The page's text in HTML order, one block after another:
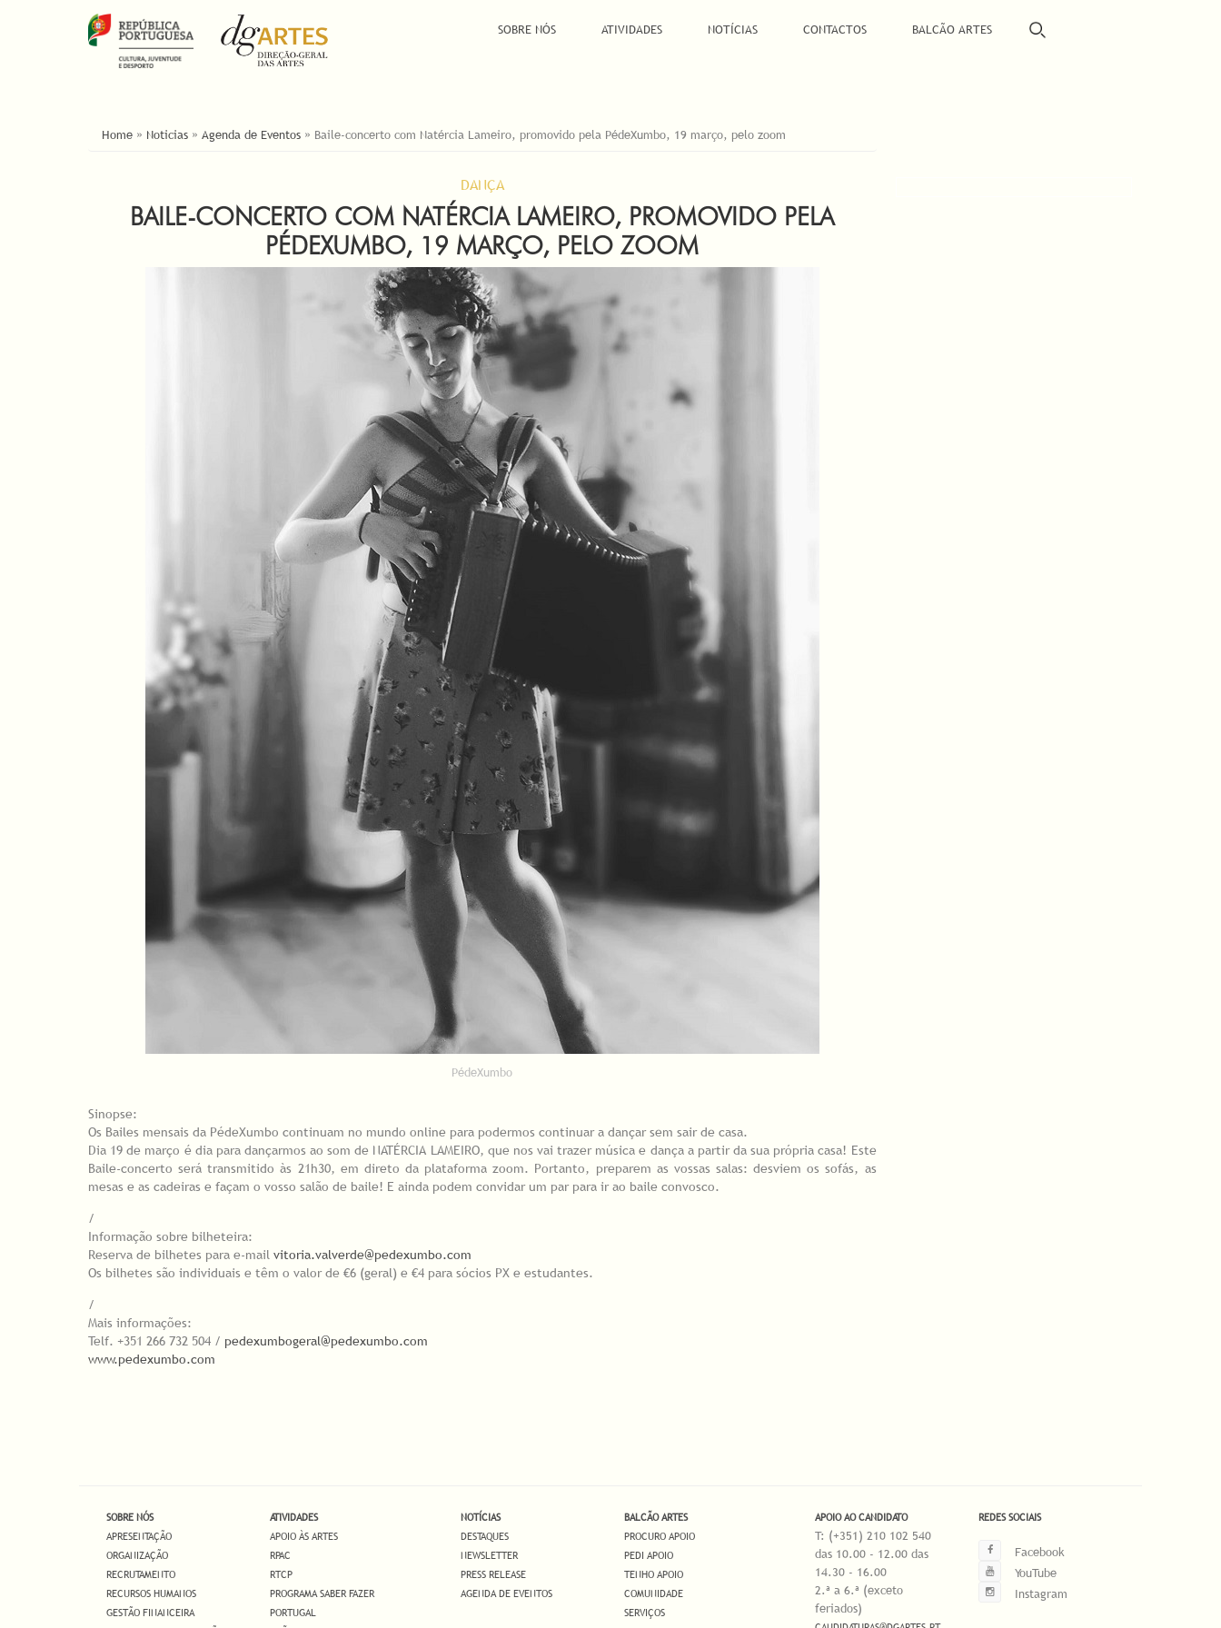
SOBRE NÓS ATIVIDADES NOTÍCIAS CONTACTOS BALCÃO ARTES
ESTÁ AQUI
Home » Noticias » Agenda de Eventos » Baile-concerto com Natércia Lameiro, promovido pela PédeXumbo, 19 março, pelo zoom
DANÇA
BAILE-CONCERTO COM NATÉRCIA LAMEIRO, PROMOVIDO PELA
PÉDEXUMBO, 19 MARÇO, PELO ZOOM
PédeXumbo
Sinopse:
Os Bailes mensais da PédeXumbo continuam no mundo online para podermos continuar a dançar sem sair de casa.
Dia 19 de março é dia para dançarmos ao som de NATÉRCIA LAMEIRO, que nos vai trazer música e dança a partir da sua própria casa! Este
Baile-concerto será transmitido às 21h30, em direto da plataforma zoom. Portanto, preparem as vossas salas: desviem os sofás, as
mesas e as cadeiras e façam o vosso salão de baile! E ainda podem convidar um par para ir ao baile convosco.
/
Informação sobre bilheteira:
Reserva de bilhetes para e-mail vitoria.valverde@pedexumbo.com
Os bilhetes são individuais e têm o valor de €6 (geral) e €4 para sócios PX e estudantes.
/
Mais informações:
Telf. +351 266 732 504 / pedexumbogeral@pedexumbo.com
www.pedexumbo.com
SOBRE NÓS
APRESENTAÇÃO
ORGANIZAÇÃO
RECRUTAMENTO
RECURSOS HUMANOS
GESTÃO FINANCEIRA
ATIVIDADES
APOIO ÀS ARTES
RPAC
RTCP
PROGRAMA SABER FAZER
PORTUGAL
NOTÍCIAS
DESTAQUES
NEWSLETTER
PRESS RELEASE
AGENDA DE EVENTOS
BALCÃO ARTES
PROCURO APOIO
PEDI APOIO
TENHO APOIO
COMUNIDADE
SERVIÇOS
APOIO AO CANDIDATO
T: (+351) 210 102 540
das 10.00 - 12.00 das
14.30 - 16.00
2.ª a 6.ª (exceto
feriados)
REDES SOCIAIS
Facebook
YouTube
Instagram